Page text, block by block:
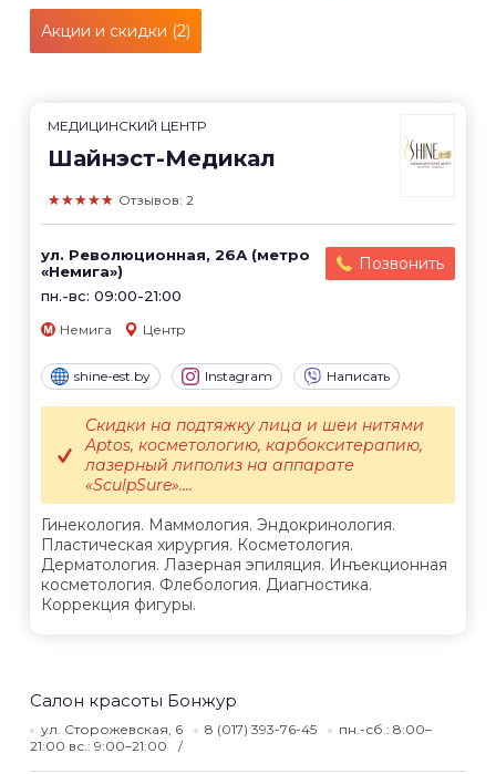
Акции и скидки (2)
МЕДИЦИНСКИЙ ЦЕНТР
Шайнэст-Медикал
★★★★★ Отзывов: 2
ул. Революционная, 26А (метро
«Немига»)
пн.-вс: 09:00-21:00
Позвонить
Немига Центр
shine-est.by Instagram Написать
Гинекология. Маммология. Эндокринология.
Пластическая хирургия. Косметология.
Дерматология. Лазерная эпиляция. Инъекционная
косметология. Флебология. Диагностика.
Коррекция фигуры.
Скидки на подтяжку лица и шеи нитями
Aptos, косметологию, карбокситерапию,
лазерный липолиз на аппарате
«SculpSure»....
Салон красоты Бонжур
ул. Сторожевская, 6 8 (017) 393-76-45
пн.-сб.: 8:00–
21:00 вс.: 9:00–21:00